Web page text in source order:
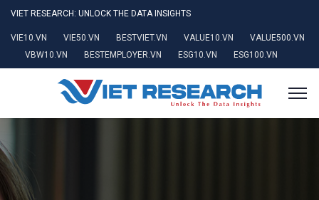
VIET RESEARCH: UNLOCK THE DATA INSIGHTS
VIE10.VN VIE50.VN BESTVIET.VN VALUE10.VN
VALUE500.VN
VBW10.VN
BESTEMPLOYER.VN ESG10.VN ESG100.VN